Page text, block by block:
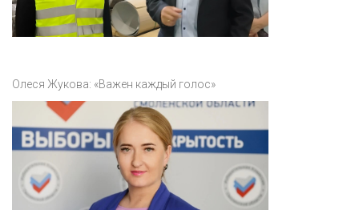
Олеся Жукова: «Важен каждый голос»